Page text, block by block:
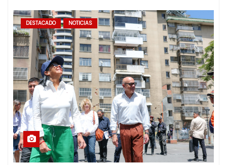
DESTACADO NOTICIAS